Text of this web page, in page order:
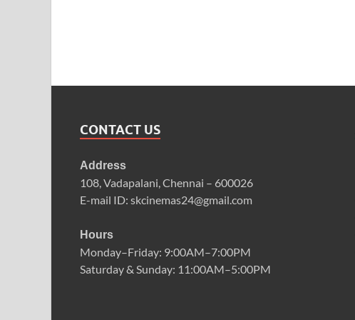
CONTACT US
Address
108, Vadapalani, Chennai – 600026
E-mail ID: skcinemas24@gmail.com
Hours
Monday–Friday: 9:00AM–7:00PM
Saturday & Sunday: 11:00AM–5:00PM